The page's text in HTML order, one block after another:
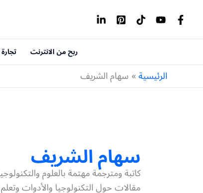
المحتوى
ربح من الانترنت
الرئيسية سهام الشريف
سهام الشريف
كاتبة ومترجمة مهتمة بالعلوم
مقالات حول التكنولوجيا والأدوات